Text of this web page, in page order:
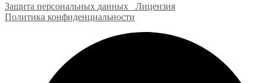
Защита персональных данных
Лицензия
Политика конфиденциальности